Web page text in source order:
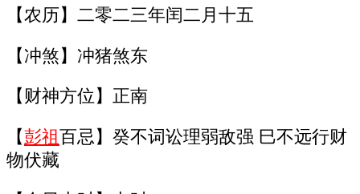
【农历】二零二三年闰二月十五
【冲煞】冲猪煞东
【财神方位】正南
【彭祖 百忌】癸不词讼理弱敌强 巳不远行财
物伏藏